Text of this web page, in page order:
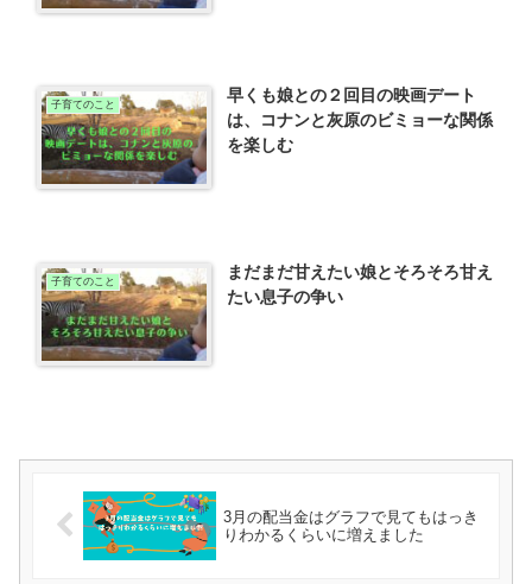
子育てのこと
早くも娘との２回目の映画デート
は、コナンと灰原のビミョーな関係
を楽しむ
子育てのこと
まだまだ甘えたい娘とそろそろ甘え
たい息子の争い
3月の配当金はグラフで見てもはっき
りわかるくらいに増えました